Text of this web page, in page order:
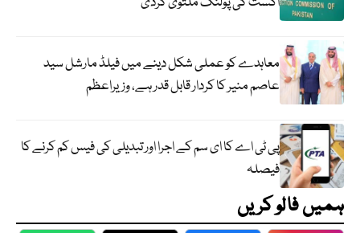
معاہدے کو عملی شکل دینے میں فیلڈ مارشل سید
عاصم منیر کا کردار قابل قدر ہے، وزیراعظم
پی ٹی اے کا ای سم کے اجرا اور تبدیلی کی فیس کم کرنے کا
فیصلہ
ہمیں فالو کریں